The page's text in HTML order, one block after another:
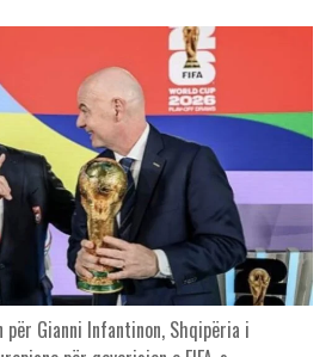
për Gianni Infantinon, Shqipëria i